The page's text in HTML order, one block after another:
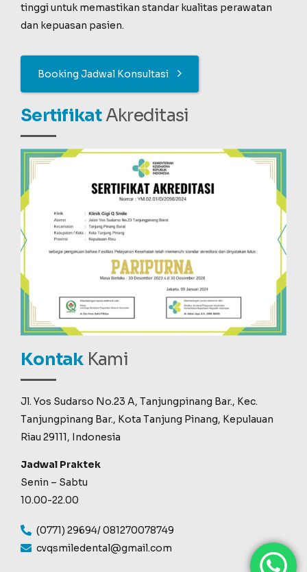
tinggi untuk memastikan standar kualitas perawatan
dan kepuasan pasien.
Booking Jadwal Konsultasi
SertifikatAkreditasi
KontakKami
Jl. Yos Sudarso No.23 A, Tanjungpinang Bar., Kec.
Tanjungpinang Bar., Kota Tanjung Pinang, Kepulauan
Riau 29111, Indonesia
Jadwal Praktek
Senin – Sabtu
10.00-22.00
(0771) 29694/ 081270078749
cvqsmiledental@gmail.com